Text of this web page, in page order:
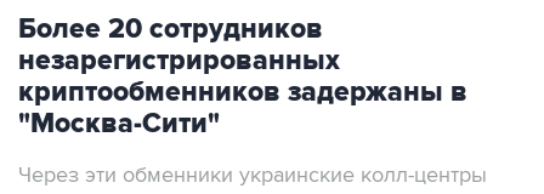
незарегистрированных
криптообменников задержаны в
"Москва-Сити"
Через эти обменники украинские колл-центры
мошенников, заявили в ФСБ